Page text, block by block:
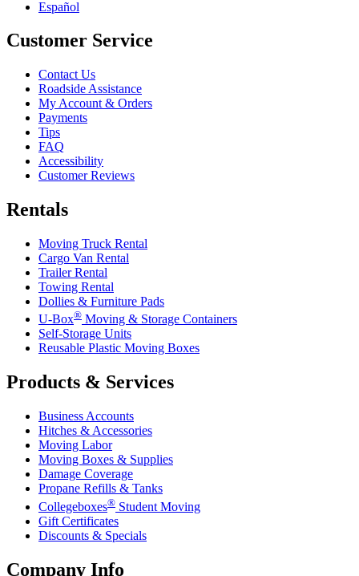
Español
Customer Service
Contact Us
Roadside Assistance
My Account & Orders
Payments
Tips
FAQ
Accessibility
Customer Reviews
Rentals
Moving Truck Rental
Cargo Van Rental
Trailer Rental
Towing Rental
Dollies & Furniture Pads
U-Box® Moving & Storage Containers
Self-Storage Units
Reusable Plastic Moving Boxes
Products & Services
Business Accounts
Hitches & Accessories
Moving Labor
Moving Boxes & Supplies
Damage Coverage
Propane Refills & Tanks
Collegeboxes® Student Moving
Gift Certificates
Discounts & Specials
Company Info